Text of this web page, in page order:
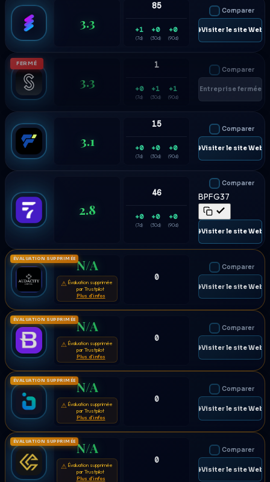
3.3
85
+1
(7d)
+0
(30d)
+0
(90d)
Comparer
🌐 Visiter le site Web
FERMÉ
3.3
1
+0
(7d)
+1
(30d)
+1
(90d)
Comparer
Entreprise fermée
3.1
15
+0
(7d)
+0
(30d)
+0
(90d)
Comparer
🌐 Visiter le site Web
2.8
46
+0
(7d)
+0
(30d)
+0
(90d)
Comparer
BPFG37
🌐 Visiter le site Web
ÉVALUATION SUPPRIMÉEN/A
⚠ Évaluation supprimée
par Trustpilot
Plus d'infos
0
Comparer
🌐 Visiter le site Web
ÉVALUATION SUPPRIMÉEN/A
⚠ Évaluation supprimée
par Trustpilot
Plus d'infos
0
Comparer
🌐 Visiter le site Web
ÉVALUATION SUPPRIMÉEN/A
⚠ Évaluation supprimée
par Trustpilot
Plus d'infos
0
Comparer
🌐 Visiter le site Web
ÉVALUATION SUPPRIMÉEN/A
⚠ Évaluation supprimée
par Trustpilot
Plus d'infos
0
Comparer
🌐 Visiter le site Web